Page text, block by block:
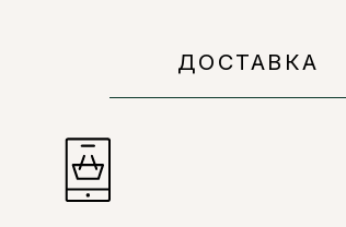
ДОСТАВКА